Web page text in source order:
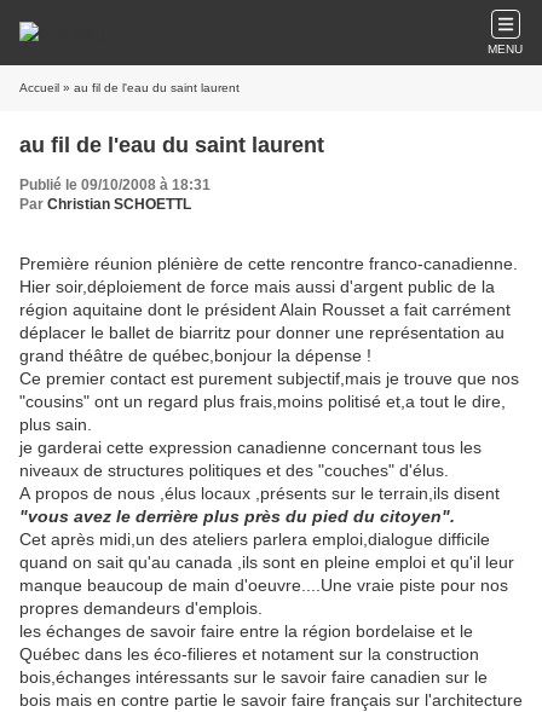
MENU
Accueil » au fil de l'eau du saint laurent
au fil de l'eau du saint laurent
Publié le 09/10/2008 à 18:31
Par Christian SCHOETTL
Première réunion plénière de cette rencontre franco-canadienne.
Hier soir,déploiement de force mais aussi d'argent public de la
région aquitaine dont le président Alain Rousset a fait carrément
déplacer le ballet de biarritz pour donner une représentation au
grand théâtre de québec,bonjour la dépense !
Ce premier contact est purement subjectif,mais je trouve que nos
"cousins" ont un regard plus frais,moins politisé et,a tout le dire,
plus sain.
je garderai cette expression canadienne concernant tous les
niveaux de structures politiques et des "couches" d'élus.
A propos de nous ,élus locaux ,présents sur le terrain,ils disent
"vous avez le derrière plus près du pied du citoyen".
Cet après midi,un des ateliers parlera emploi,dialogue difficile
quand on sait qu'au canada ,ils sont en pleine emploi et qu'il leur
manque beaucoup de main d'oeuvre....Une vraie piste pour nos
propres demandeurs d'emplois.
les échanges de savoir faire entre la région bordelaise et le
Québec dans les éco-filieres et notament sur la construction
bois,échanges intéressants sur le savoir faire canadien sur le
bois mais en contre partie le savoir faire français sur l'architecture